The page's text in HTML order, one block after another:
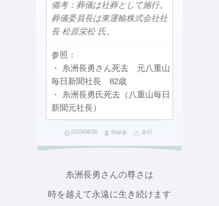
備考：葬儀は社葬として施行。
葬儀委員長は東運輸株式会社社
長 松原栄松 氏。
参照：
・ 糸洲長勇さん死去 元八重山
毎日新聞社長 82歳
・ 糸洲長勇氏死去（八重山毎日
新聞元社長）
2023/08/30 Sogi.jp あ行
糸洲長勇さんの尊さは
時を越えて永遠に生き続けます